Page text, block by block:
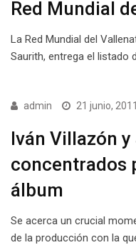
Red Mundial
La Red Mundial del
Saurith, entrega el listado
admin 21 junio, 2011
Iván Villazón
concentrados
álbum
Se acerca un crucial
de la producción con la